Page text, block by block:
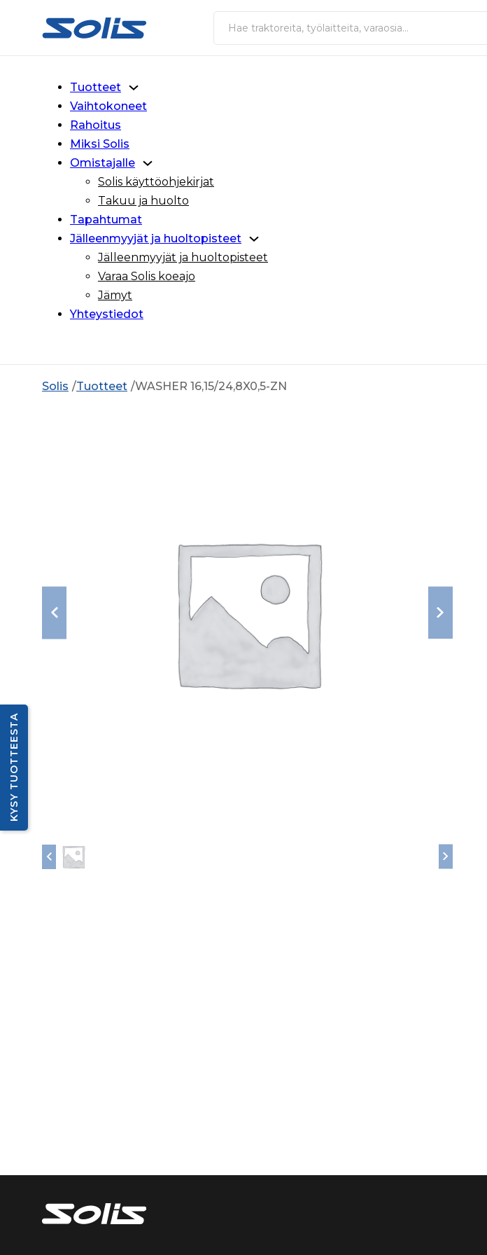
Siirry pääsisältöön
Siirry alatunnisteeseen
Haku
Tuotteet
Vaihtokoneet
Rahoitus
Miksi Solis
Omistajalle
Solis käyttöohjekirjat
Takuu ja huolto
Tapahtumat
Jälleenmyyjät ja huoltopisteet
Jälleenmyyjät ja huoltopisteet
Varaa Solis koeajo
Jämyt
Yhteystiedot
Solis Tuotteet WASHER 16,15/24,8X0,5-ZN
KYSY TUOTTEESTA